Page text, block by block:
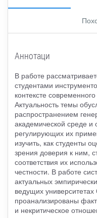
Аннотаци
В работе
студентами
контексте
Актуальность темы
распространением
академической среде и
регулирующих их
изучить, как студенты
зрения доверия к ним,
соответствия их
честности. В работе
актуальных
ведущих
проанализированы
и некритическое